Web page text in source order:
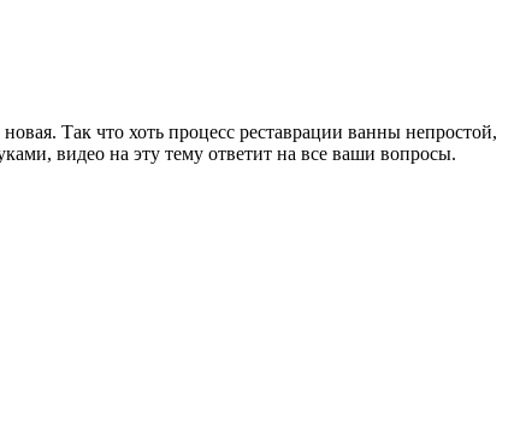
Так что хоть процесс реставрации ванны непростой,
видео на эту тему ответит на все ваши вопросы.